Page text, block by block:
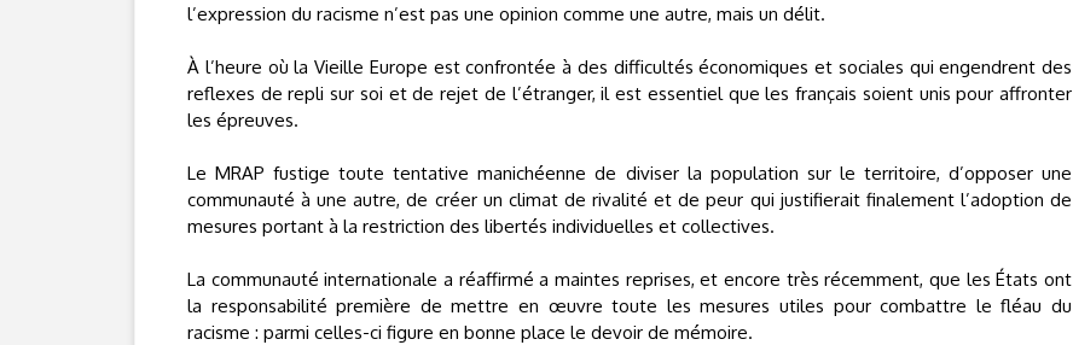
l’expression du racisme n’est pas une opinion comme une autre, mais un délit.
À l’heure où la Vieille Europe est confrontée à des difficultés économiques et sociales qui engendrent des
reflexes de repli sur soi et de rejet de l’étranger, il est essentiel que les français soient unis pour affronter
les épreuves.
Le MRAP fustige toute tentative manichéenne de diviser la population sur le territoire, d’opposer une
communauté à une autre, de créer un climat de rivalité et de peur qui justifierait finalement l’adoption de
mesures portant à la restriction des libertés individuelles et collectives.
La communauté internationale a réaffirmé a maintes reprises, et encore très récemment, que les États ont
la responsabilité première de mettre en œuvre toute les mesures utiles pour combattre le fléau du
racisme : parmi celles-ci figure en bonne place le devoir de mémoire.